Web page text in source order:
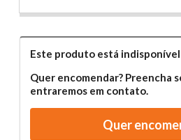
Este produto está
Quer encomendar? Preencha
entraremos em contato.
Quer